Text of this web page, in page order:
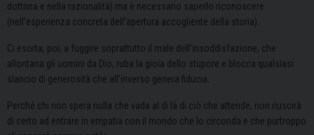
dottrina e nella razionalità) ma è necessario saperlo riconoscere
(nell’esperienza concreta dell’apertura accogliente della storia).
Ci esorta, poi, a fuggire soprattutto il male dell’insoddisfazione, che
allontana gli uomini da Dio, ruba la gioia dello stupore e blocca qualsiasi
slancio di generosità che all’inverso genera fiducia.
Perché chi non spera nulla che vada al di là di ciò che attende, non riuscirà
di certo ad entrare in empatia con il mondo che lo circonda e che purtroppo